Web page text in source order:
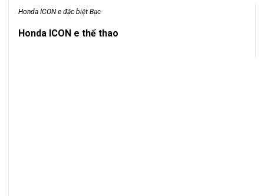
Honda ICON e đặc biệt Bạc
Honda ICON e thể thao